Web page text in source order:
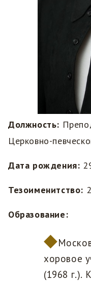
Должность:
Церковно-
Дата рождения:
Тезоименитство:
Образование:
хоровое
(1968 г.).